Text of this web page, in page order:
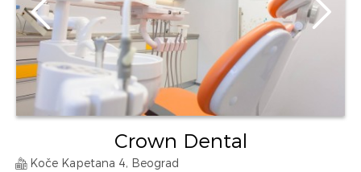
Crown Dental
Koče Kapetana 4, Beograd